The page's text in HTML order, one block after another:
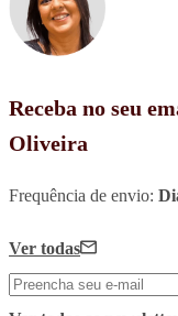
Receba no seu
Oliveira
Frequência de envio:
Ver todas